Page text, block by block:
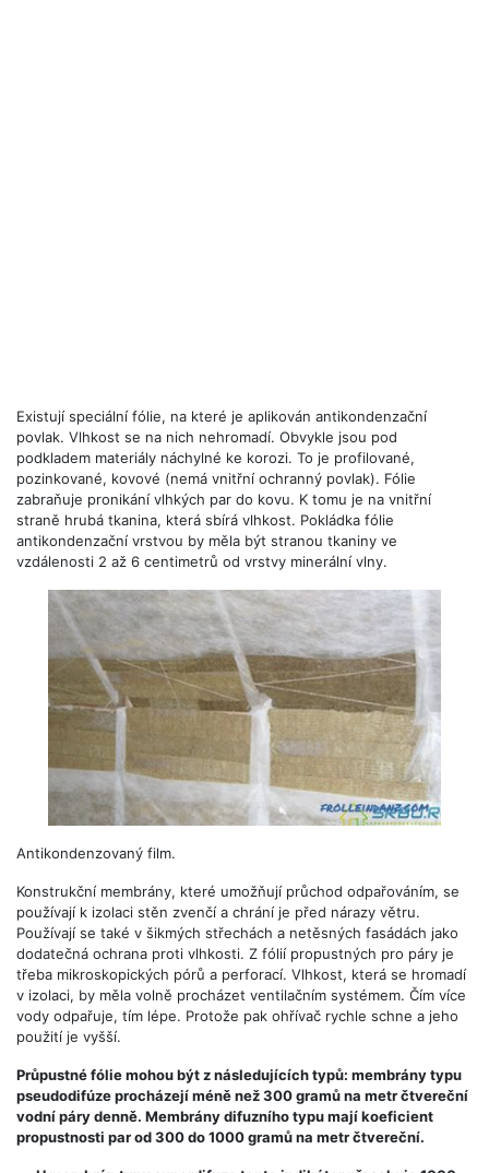
Existují speciální fólie, na které je aplikován antikondenzační
povlak. Vlhkost se na nich nehromadí. Obvykle jsou pod
podkladem materiály náchylné ke korozi. To je profilované,
pozinkované, kovové (nemá vnitřní ochranný povlak). Fólie
zabraňuje pronikání vlhkých par do kovu. K tomu je na vnitřní
straně hrubá tkanina, která sbírá vlhkost. Pokládka fólie
antikondenzační vrstvou by měla být stranou tkaniny ve
vzdálenosti 2 až 6 centimetrů od vrstvy minerální vlny.
Antikondenzovaný film.
Konstrukční membrány, které umožňují průchod odpařováním, se
používají k izolaci stěn zvenčí a chrání je před nárazy větru.
Používají se také v šikmých střechách a netěsných fasádách jako
dodatečná ochrana proti vlhkosti. Z fólií propustných pro páry je
třeba mikroskopických pórů a perforací. Vlhkost, která se hromadí
v izolaci, by měla volně procházet ventilačním systémem. Čím více
vody odpařuje, tím lépe. Protože pak ohřívač rychle schne a jeho
použití je vyšší.
Průpustné fólie mohou být z následujících typů: membrány typu
pseudodifúze procházejí méně než 300 gramů na metr čtvereční
vodní páry denně. Membrány difuzního typu mají koeficient
propustnosti par od 300 do 1000 gramů na metr čtvereční.